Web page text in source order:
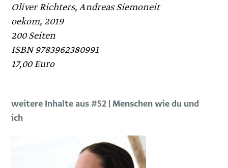
Oliver Richters, Andreas Siemoneit
oekom, 2019
200 Seiten
ISBN 9783962380991
17,00 Euro
weitere Inhalte aus #52 | Menschen wie du und
ich